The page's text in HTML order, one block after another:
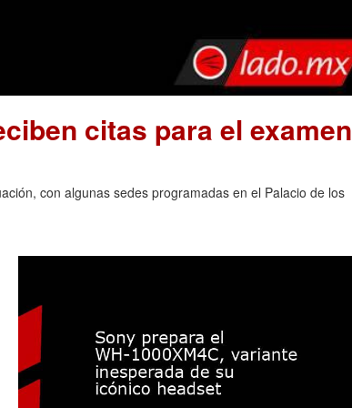
citas para el examen
con algunas sedes programadas en el Palacio de los